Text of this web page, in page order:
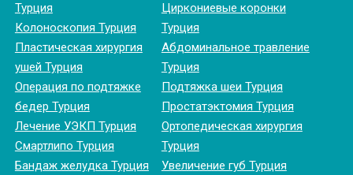
Турция
Колоноскопия Турция
Пластическая хирургия
ушей Турция
Операция по подтяжке
бедер Турция
Лечение УЭКП Турция
Смартлипо Турция
Бандаж желудка Турция
Циркониевые коронки
Турция
Абдоминальное травление
Турция
Подтяжка шеи Турция
Простатэктомия Турция
Ортопедическая хирургия
Турция
Увеличение губ Турция